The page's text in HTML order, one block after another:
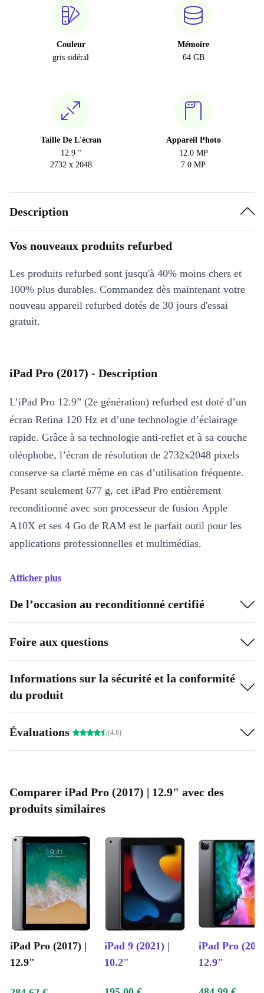
Couleur
gris sidéral
Mémoire
64 GB
Taille De L'écran
12.9 "
2732 x 2048
Appareil Photo
12.0 MP
7.0 MP
Description
Vos nouveaux produits refurbed
Les produits refurbed sont jusqu'à 40% moins chers et
100% plus durables. Commandez dès maintenant votre
nouveau appareil refurbed dotés de 30 jours d'essai
gratuit.
iPad Pro (2017) - Description
L’iPad Pro 12.9” (2e génération) refurbed est doté d’un
écran Retina 120 Hz et d’une technologie d’éclairage
rapide. Grâce à sa technologie anti-reflet et à sa couche
oléophobe, l’écran de résolution de 2732x2048 pixels
conserve sa clarté même en cas d’utilisation fréquente.
Pesant seulement 677 g, cet iPad Pro entièrement
reconditionné avec son processeur de fusion Apple
A10X et ses 4 Go de RAM est le parfait outil pour les
applications professionnelles et multimédias.
Afficher plus
De l’occasion au reconditionné certifié
Foire aux questions
Informations sur la sécurité et la conformité
du produit
Évaluations (4.6)
Comparer iPad Pro (2017) | 12.9" avec des
produits similaires
iPad Pro (2017) |
12.9"
iPad 9 (2021) |
10.2"
iPad Pro
12.9"